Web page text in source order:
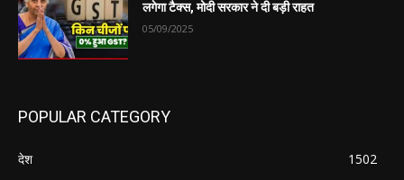
लगेगा टैक्स, मोदी सरकार ने दी बड़ी राहत
05/09/2025
POPULAR CATEGORY
देश
1502